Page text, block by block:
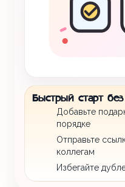
Быстрый старт
Добавьте
порядке
Отправьте
коллегам
Избегайте